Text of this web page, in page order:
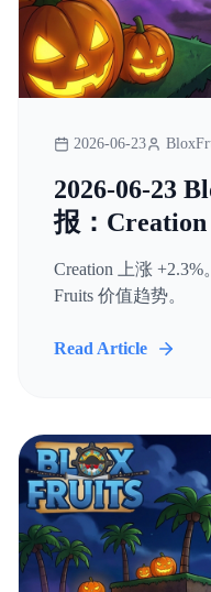
2026-06-23
2026-06-23
报：Creation
Creation 上涨
Fruits 价值趋势。
Read Article